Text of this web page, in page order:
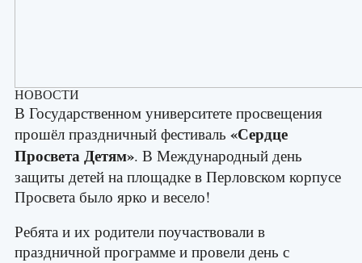
НОВОСТИ
В Государственном университете просвещения
прошёл праздничный фестиваль «Сердце
Просвета Детям». В Международный день
защиты детей на площадке в Перловском корпусе
Просвета было ярко и весело!
Ребята и их родители поучаствовали в
праздничной программе и провели день с